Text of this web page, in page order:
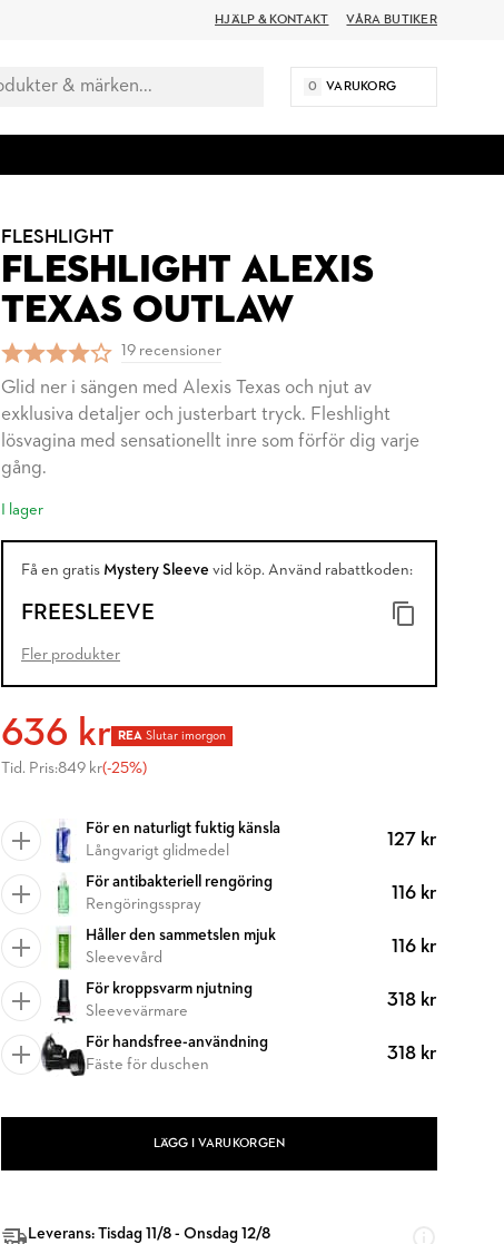
HJÄLP & KONTAKT VÅRA BUTIKER
0 VARUKORG
FLESHLIGHT
FLESHLIGHT ALEXIS
TEXAS OUTLAW
19 recensioner
Glid ner i sängen med Alexis Texas och njut av
exklusiva detaljer och justerbart tryck. Fleshlight
lösvagina med sensationellt inre som förför dig varje
gång.
I lager
Få en gratis Mystery Sleeve vid köp. Använd rabattkoden:
FREESLEEVE
Fler produkter
636 kr REA Slutar imorgon
Tid. Pris:849 kr(-25%)
För en naturligt fuktig känsla
Långvarigt glidmedel
127 kr
För antibakteriell rengöring
Rengöringsspray
116 kr
Håller den sammetslen mjuk
Sleevevård
116 kr
För kroppsvarm njutning
Sleevevärmare
318 kr
För handsfree-användning
Fäste för duschen
318 kr
LÄGG I VARUKORGEN
Leverans: Tisdag 11/8 - Onsdag 12/8